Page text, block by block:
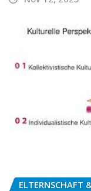
ELTERNSCHAFT